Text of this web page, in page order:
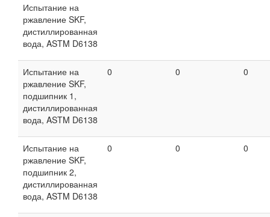
Испытание на
ржавление SKF,
дистиллированная
вода, ASTM D6138
Испытание на
ржавление SKF,
подшипник 1,
дистиллированная
вода, ASTM D6138
0 0 0
Испытание на
ржавление SKF,
подшипник 2,
дистиллированная
вода, ASTM D6138
0 0 0